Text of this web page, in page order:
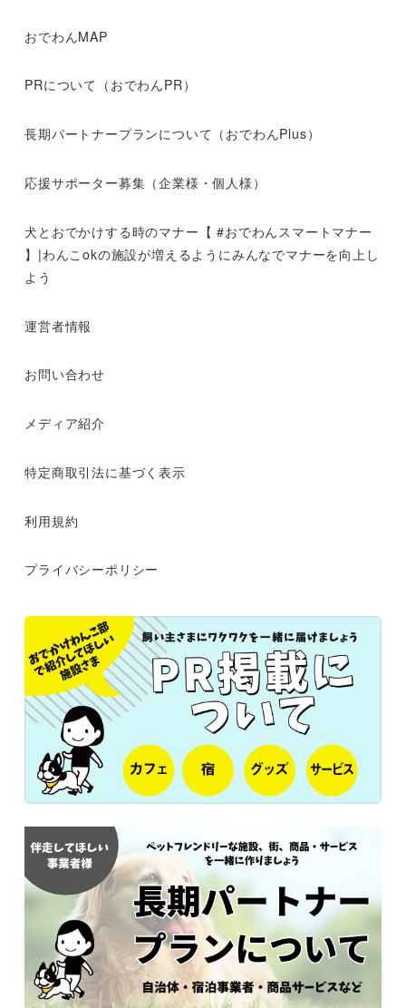
おでわんMAP
PRについて（おでわんPR）
長期パートナープランについて（おでわんPlus）
応援サポーター募集（企業様・個人様）
犬とおでかけする時のマナー【 #おでわんスマートマナー
】|わんこokの施設が増えるようにみんなでマナーを向上し
よう
運営者情報
お問い合わせ
メディア紹介
特定商取引法に基づく表示
利用規約
プライバシーポリシー